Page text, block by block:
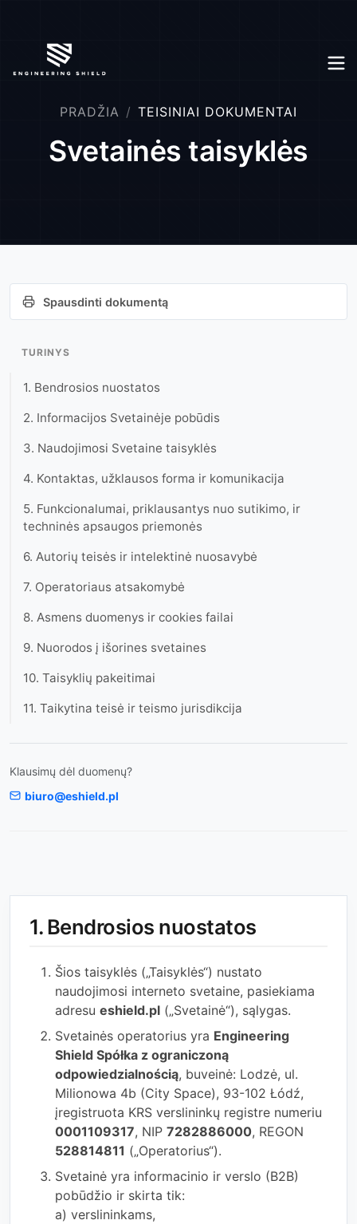
PRADŽIA TEISINIAI DOKUMENTAI
Svetainės taisyklės
Spausdinti dokumentą
TURINYS
1. Bendrosios nuostatos
2. Informacijos Svetainėje pobūdis
3. Naudojimosi Svetaine taisyklės
4. Kontaktas, užklausos forma ir komunikacija
5. Funkcionalumai, priklausantys nuo sutikimo, ir
techninės apsaugos priemonės
6. Autorių teisės ir intelektinė nuosavybė
7. Operatoriaus atsakomybė
8. Asmens duomenys ir cookies failai
9. Nuorodos į išorines svetaines
10. Taisyklių pakeitimai
11. Taikytina teisė ir teismo jurisdikcija
Klausimų dėl duomenų?
biuro@eshield.pl
1. Bendrosios nuostatos
Šios taisyklės („Taisyklės“) nustato
naudojimosi interneto svetaine, pasiekiama
adresu eshield.pl („Svetainė“), sąlygas.
Svetainės operatorius yra Engineering
Shield Spółka z ograniczoną
odpowiedzialnością, buveinė: Lodzė, ul.
Milionowa 4b (City Space), 93-102 Łódź,
įregistruota KRS verslininkų registre numeriu
0001109317, NIP 7282886000, REGON
528814811 („Operatorius“).
Svetainė yra informacinio ir verslo (B2B)
pobūdžio ir skirta tik:
a) verslininkams,